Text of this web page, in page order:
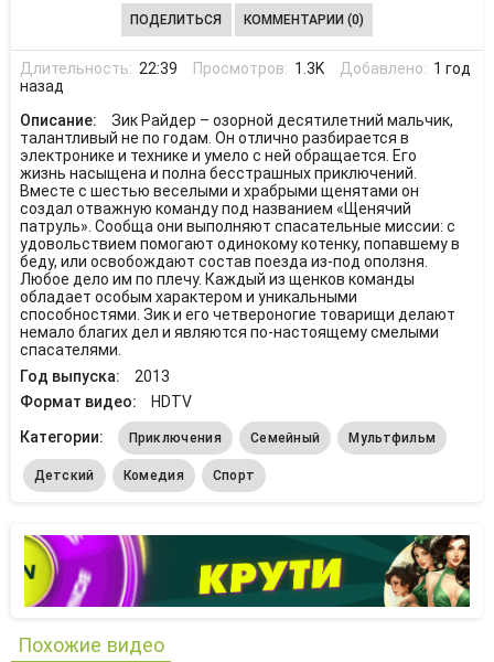
ПОДЕЛИТЬСЯ КОММЕНТАРИИ (0)
Длительность: 22:39 Просмотров: 1.3K Добавлено: 1 год
назад
Описание:
Зик Райдер – озорной десятилетний мальчик,
талантливый не по годам. Он отлично разбирается в
электронике и технике и умело с ней обращается. Его
жизнь насыщена и полна бесстрашных приключений.
Вместе с шестью веселыми и храбрыми щенятами он
создал отважную команду под названием «Щенячий
патруль». Сообща они выполняют спасательные миссии: с
удовольствием помогают одинокому котенку, попавшему в
беду, или освобождают состав поезда из-под оползня.
Любое дело им по плечу. Каждый из щенков команды
обладает особым характером и уникальными
способностями. Зик и его четвероногие товарищи делают
немало благих дел и являются по-настоящему смелыми
спасателями.
Год выпуска:
2013
Формат видео:
HDTV
Категории:
Приключения Семейный Мультфильм
Детский Комедия Спорт
Похожие видео